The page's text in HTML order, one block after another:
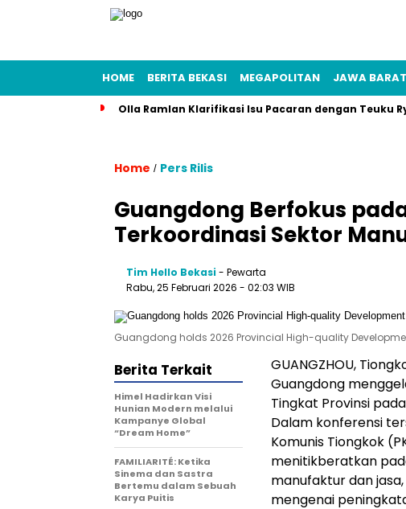
HOME BERITA BEKASI MEGAPOLITAN JAWA BARAT
Olla Ramlan Klarifikasi Isu Pacaran dengan Teuku
Home / Pers Rilis
Guangdong Berfokus
Terkoordinasi Sektor
Tim Hello Bekasi- Pewarta
Rabu, 25 Februari 2026 - 02:03 WIB
Guangdong holds 2026 Provincial High-quality
GUANGZHOU,
Guangdong
Tingkat Provinsi
Dalam konferensi
Komunis Tiongkok
menitikberatkan
manufaktur dan
mengenai
Berita Terkait
Himel Hadirkan Visi
Hunian Modern melalui
Kampanye Global
“Dream Home”
FAMILIARITÉ: Ketika
Sinema dan Sastra
Bertemu dalam Sebuah
Karya Puitis